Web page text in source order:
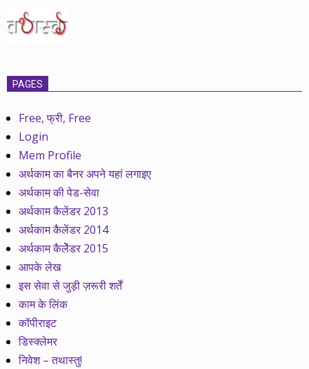
PAGES
Free, फ्री, Free
Login
Mem Profile
अर्थकाम का बैनर अपने यहां लगाइए
अर्थकाम की पेड-सेवा
अर्थकाम कैलेंडर 2013
अर्थकाम कैलेंडर 2014
अर्थकाम कैलेेंडर 2015
आपके लेख
इस सेवा से जुड़ी ज़रूरी शर्तें
काम के लिंक
कॉपीराइट
डिस्क्लेमर
निवेश – तथास्तु!